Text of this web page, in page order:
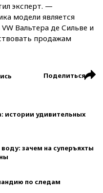
эксперт. —
модели является
Вальтера де Сильве и
продажам
Поделиться
истории удивительных
зачем на суперъяхты
по следам